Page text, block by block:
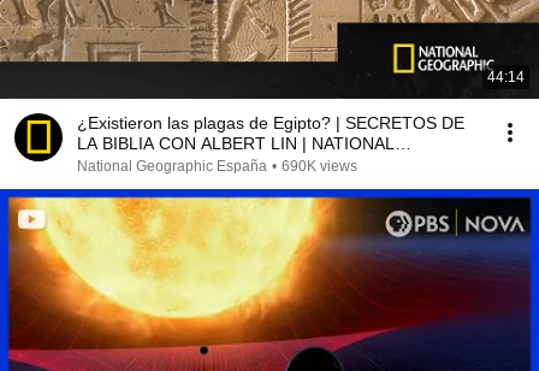
44:14
¿Existieron las plagas de Egipto? | SECRETOS DE
LA BIBLIA CON ALBERT LIN | NATIONAL
GEOGRAPHIC
National Geographic España • 690K views